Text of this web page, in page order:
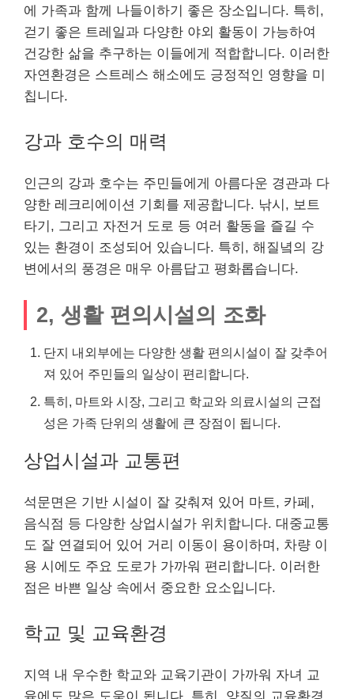
에 가족과 함께 나들이하기 좋은 장소입니다. 특히,
걷기 좋은 트레일과 다양한 야외 활동이 가능하여
건강한 삶을 추구하는 이들에게 적합합니다. 이러한
자연환경은 스트레스 해소에도 긍정적인 영향을 미
칩니다.
강과 호수의 매력
인근의 강과 호수는 주민들에게 아름다운 경관과 다
양한 레크리에이션 기회를 제공합니다. 낚시, 보트
타기, 그리고 자전거 도로 등 여러 활동을 즐길 수
있는 환경이 조성되어 있습니다. 특히, 해질녘의 강
변에서의 풍경은 매우 아름답고 평화롭습니다.
2, 생활 편의시설의 조화
단지 내외부에는 다양한 생활 편의시설이 잘 갖추어
져 있어 주민들의 일상이 편리합니다.
특히, 마트와 시장, 그리고 학교와 의료시설의 근접
성은 가족 단위의 생활에 큰 장점이 됩니다.
상업시설과 교통편
석문면은 기반 시설이 잘 갖춰져 있어 마트, 카페,
음식점 등 다양한 상업시설가 위치합니다. 대중교통
도 잘 연결되어 있어 거리 이동이 용이하며, 차량 이
용 시에도 주요 도로가 가까워 편리합니다. 이러한
점은 바쁜 일상 속에서 중요한 요소입니다.
학교 및 교육환경
지역 내 우수한 학교와 교육기관이 가까워 자녀 교